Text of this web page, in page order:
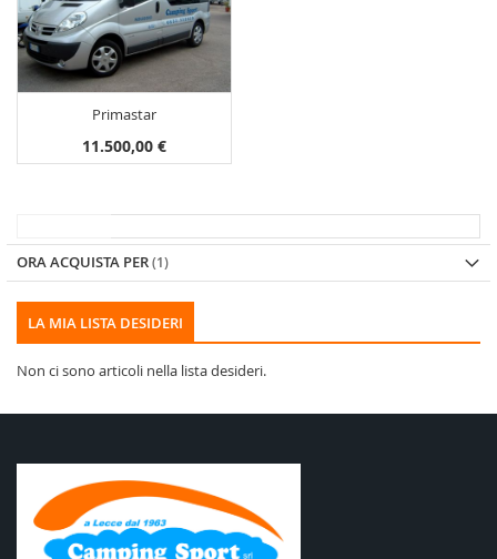
Primastar
11.500,00 €
ORA ACQUISTA PER
LA MIA LISTA DESIDERI
Non ci sono articoli nella lista desideri.